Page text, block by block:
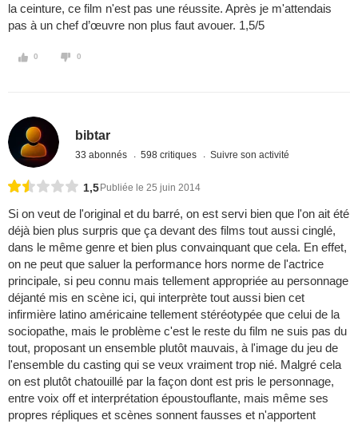
la ceinture, ce film n'est pas une réussite. Après je m'attendais
pas à un chef d’œuvre non plus faut avouer. 1,5/5
0 0
bibtar
33 abonnés 598 critiques Suivre son activité
1,5 Publiée le 25 juin 2014
Si on veut de l'original et du barré, on est servi bien que l'on ait été
déjà bien plus surpris que ça devant des films tout aussi cinglé,
dans le même genre et bien plus convainquant que cela. En effet,
on ne peut que saluer la performance hors norme de l'actrice
principale, si peu connu mais tellement appropriée au personnage
déjanté mis en scène ici, qui interprète tout aussi bien cet
infirmière latino américaine tellement stéréotypée que celui de la
sociopathe, mais le problème c'est le reste du film ne suis pas du
tout, proposant un ensemble plutôt mauvais, à l'image du jeu de
l'ensemble du casting qui se veux vraiment trop nié. Malgré cela
on est plutôt chatouillé par la façon dont est pris le personnage,
entre voix off et interprétation époustouflante, mais même ses
propres répliques et scènes sonnent fausses et n'apportent